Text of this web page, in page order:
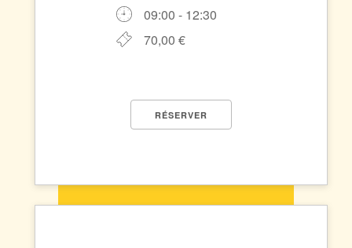
09:00 - 12:30
70,00 €
RÉSERVER